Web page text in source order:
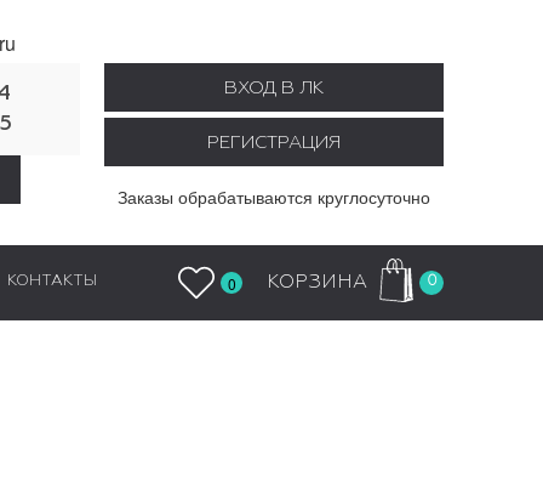
ВХОД В ЛК
РЕГИСТРАЦИЯ
Заказы обрабатываются круглосуточно
КОНТАКТЫ 0 КОРЗИНА 0